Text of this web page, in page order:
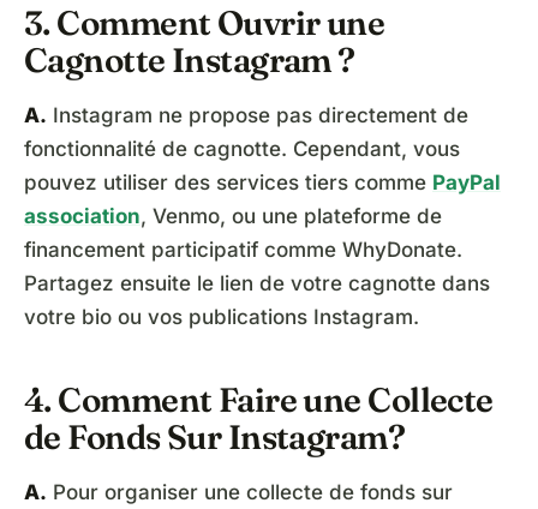
3. Comment Ouvrir une
Cagnotte Instagram ?
A. Instagram ne propose pas directement de
fonctionnalité de cagnotte. Cependant, vous
pouvez utiliser des services tiers comme PayPal
association, Venmo, ou une plateforme de
financement participatif comme WhyDonate.
Partagez ensuite le lien de votre cagnotte dans
votre bio ou vos publications Instagram.
4. Comment Faire une Collecte
de Fonds Sur Instagram?
A. Pour organiser une collecte de fonds sur